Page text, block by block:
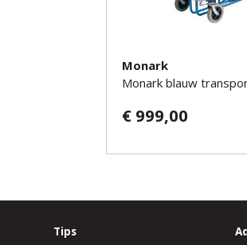
Monark
Monark blauw
€ 999,00
Tips